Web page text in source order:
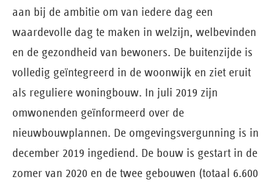
aan bij de ambitie om van iedere dag een
waardevolle dag te maken in welzijn, welbevinden
en de gezondheid van bewoners. De buitenzijde is
volledig geïntegreerd in de woonwijk en ziet eruit
als reguliere woningbouw. In juli 2019 zijn
omwonenden geïnformeerd over de
nieuwbouwplannen. De omgevingsvergunning is in
december 2019 ingediend. De bouw is gestart in de
zomer van 2020 en de twee gebouwen (totaal 6.600